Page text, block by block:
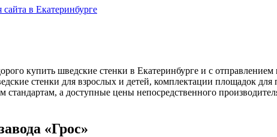
купить шведские стенки в Екатеринбурге и с
стенки для взрослых и детей, комплектации площадок
а доступные цены непосредственного
«Грос»